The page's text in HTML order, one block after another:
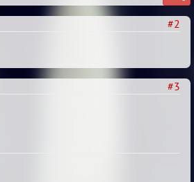
#2
#3